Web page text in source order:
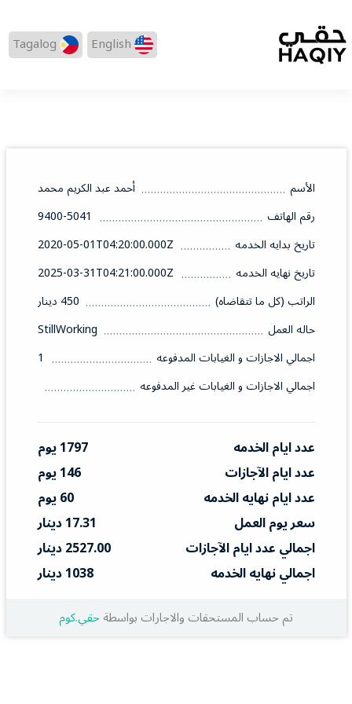
English
Tagalog
الأسم
أحمد عبد الكريم محمد
رقم الهاتف
9400-5041
تاريخ بدايه الخدمه
2020-05-01T04:20:00.000Z
تاريخ نهايه الخدمه
2025-03-31T04:21:00.000Z
الراتب (كل ما تتقاضاه)
450 دينار
حاله العمل
StillWorking
اجمالي الاجازات و الغيابات المدفوعه
1
اجمالي الاجازات و الغيابات غير المدفوعه
عدد ايام الخدمه
1797 يوم
عدد ايام الآجازات
146 يوم
عدد ايام نهايه الخدمه
60 يوم
سعر يوم العمل
17.31 دينار
اجمالي عدد ايام الآجازات
2527.00 دينار
اجمالي نهايه الخدمه
1038 دينار
تم حساب المستحقات والاجارات بواسطةحقي.كوم